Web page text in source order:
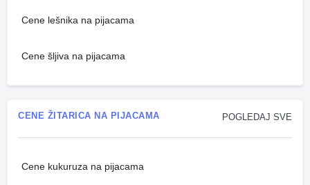
Cene lešnika na pijacama
Cene šljiva na pijacama
POGLEDAJ SVE
CENE ŽITARICA NA PIJACAMA
Cene kukuruza na pijacama